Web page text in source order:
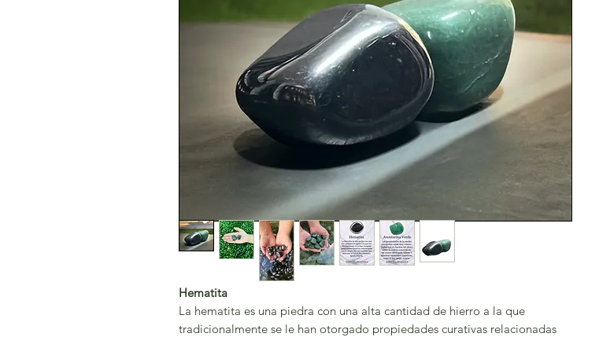
Hematita
La hematita es una piedra con una alta cantidad de hierro a la que
tradicionalmente se le han otorgado propiedades curativas relacionadas